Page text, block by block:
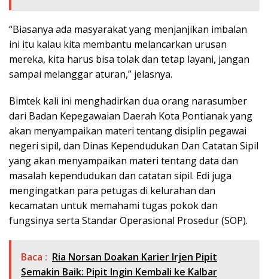
“Biasanya ada masyarakat yang menjanjikan imbalan
ini itu kalau kita membantu melancarkan urusan
mereka, kita harus bisa tolak dan tetap layani, jangan
sampai melanggar aturan,” jelasnya.
Bimtek kali ini menghadirkan dua orang narasumber
dari Badan Kepegawaian Daerah Kota Pontianak yang
akan menyampaikan materi tentang disiplin pegawai
negeri sipil, dan Dinas Kependudukan Dan Catatan Sipil
yang akan menyampaikan materi tentang data dan
masalah kependudukan dan catatan sipil. Edi juga
mengingatkan para petugas di kelurahan dan
kecamatan untuk memahami tugas pokok dan
fungsinya serta Standar Operasional Prosedur (SOP).
Baca : Ria Norsan Doakan Karier Irjen Pipit
Semakin Baik: Pipit Ingin Kembali ke Kalbar